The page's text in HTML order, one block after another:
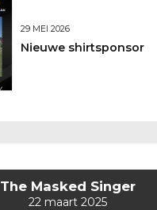
29 MEI 2026
Nieuwe shirtsponsor
The Masked Singer
22 maart 2025